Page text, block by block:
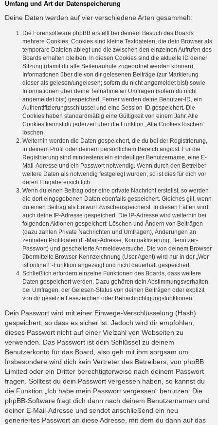
Umfang und Art der Datenspeicherung
Deine Daten werden auf vier verschiedene Arten gesammelt:
Die Forensoftware phpBB erstellt bei deinem Besuch des Boards
mehrere Cookies. Cookies sind kleine Textdateien, die dein Browser als
temporäre Dateien ablegt und die zwischen den einzelnen Aufrufen des
Boards erhalten bleiben. In diesen Cookies sind die aktuelle ID deiner
Sitzung (damit dir alle Seitenaufrufe zugeordnet werden können),
Informationen über die von dir gelesenen Beiträge (zur Markierung
dieser als gelesen/ungelesen; sofern du nicht angemeldet bist) sowie
Informationen über deine Teilnahme an Umfragen (sofern du nicht
angemeldet bist) gespeichert. Ferner werden deine Benutzer-ID, ein
Authentifizierungsschlüssel und eine Session-ID gespeichert. Die
Cookies haben standardmäßig eine Gültigkeit von einem Jahr. Alle
Cookies kannst du jederzeit über die Funktion „Alle Cookies löschen“
löschen.
Weiterhin werden die Daten gespeichert, die du bei der Registrierung,
in deinem Profil oder deinem persönlichem Bereich angibst. Für die
Registrierung sind mindestens ein eindeutiger Benutzername, eine E-
Mail-Adresse und ein Passwort notwendig. Wenn durch den Betreiber
weitere Daten als notwendig festgelegt wurden, so ist dies für dich vor
deren Eingabe ersichtlich.
Wenn du einen Beitrag oder eine private Nachricht erstellst, so werden
die dort eingegebenen Daten ebenfalls gespeichert. Gleiches gilt, wenn
du einen Beitrag als Entwurf zwischenspeicherst. In diesen Fällen wird
auch deine IP-Adresse gespeichert. Die IP-Adresse wird weiterhin bei
folgenden Aktionen gespeichert: Löschen und Ändern von Beiträgen
(dazu zählen Private Nachrichten und Umfragen), Änderungen an
zentralen Profildaten (E-Mail-Adresse, Kontoaktivierung, Benutzer-
Passwort) und gescheiterte Anmeldeversuche. Die von deinem Browser
übermittelte Browser-Kennzeichnung (User Agent) wird nur in der „Wer
ist online?“-Funktion angezeigt und nicht dauerhaft gespeichert.
Schließlich erfordern einzelne Funktionen des Boards, dass weitere
Daten gespeichert werden. Dazu gehören dein Abstimmungsverhalten
bei Umfragen, der Gelesen-Status von deinen Beiträgen oder explizit
von dir gesetzte Lesezeichen oder Benachrichtigungsfunktionen.
Dein Passwort wird mit einer Einwege-Verschlüsselung (Hash)
gespeichert, so dass es sicher ist. Jedoch wird dir empfohlen,
dieses Passwort nicht auf einer Vielzahl von Webseiten zu
verwenden. Das Passwort ist dein Schlüssel zu deinem
Benutzerkonto für das Board, also geh mit ihm sorgsam um.
Insbesondere wird dich kein Vertreter des Betreibers, von phpBB
Limited oder ein Dritter berechtigterweise nach deinem Passwort
fragen. Solltest du dein Passwort vergessen haben, so kannst du
die Funktion „Ich habe mein Passwort vergessen“ benutzen. Die
phpBB-Software fragt dich dann nach deinem Benutzernamen und
deiner E-Mail-Adresse und sendet anschließend ein neu
generiertes Passwort an diese Adresse, mit dem du dann auf das